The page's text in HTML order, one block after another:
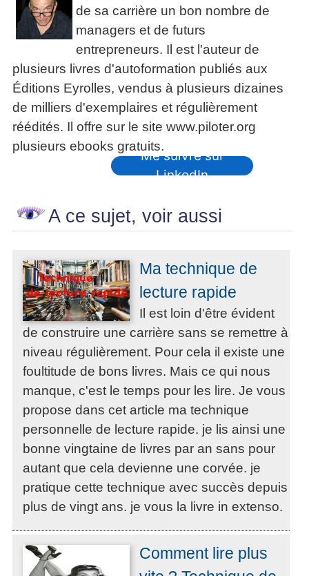
de sa carrière un bon nombre de
managers et de futurs
entrepreneurs. Il est l'auteur de
plusieurs livres d'autoformation publiés aux
Éditions Eyrolles, vendus à plusieurs dizaines
de milliers d'exemplaires et régulièrement
réédités. Il offre sur le site www.piloter.org
plusieurs ebooks gratuits.
Me suivre sur
LinkedIn
A ce sujet, voir aussi
Ma technique de
lecture rapide
Il est loin d'être évident
de construire une carrière sans se remettre à
niveau régulièrement. Pour cela il existe une
foultitude de bons livres. Mais ce qui nous
manque, c'est le temps pour les lire. Je vous
propose dans cet article ma technique
personnelle de lecture rapide. je lis ainsi une
bonne vingtaine de livres par an sans pour
autant que cela devienne une corvée. je
pratique cette technique avec succès depuis
plus de vingt ans. je vous la livre in extenso.
Comment lire plus